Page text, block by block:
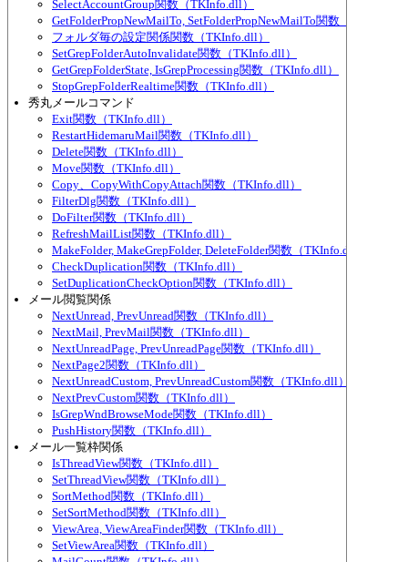
SelectAccountGroup関数（TKInfo.dll）
GetFolderPropNewMailTo, SetFolderPropNewMailTo関数（TKInfo.dll
フォルダ毎の設定関係関数（TKInfo.dll）
SetGrepFolderAutoInvalidate関数（TKInfo.dll）
GetGrepFolderState, IsGrepProcessing関数（TKInfo.dll）
StopGrepFolderRealtime関数（TKInfo.dll）
秀丸メールコマンド
Exit関数（TKInfo.dll）
RestartHidemaruMail関数（TKInfo.dll）
Delete関数（TKInfo.dll）
Move関数（TKInfo.dll）
Copy、CopyWithCopyAttach関数（TKInfo.dll）
FilterDlg関数（TKInfo.dll）
DoFilter関数（TKInfo.dll）
RefreshMailList関数（TKInfo.dll）
MakeFolder, MakeGrepFolder, DeleteFolder関数（TKInfo.dll）
CheckDuplication関数（TKInfo.dll）
SetDuplicationCheckOption関数（TKInfo.dll）
メール閲覧関係
NextUnread, PrevUnread関数（TKInfo.dll）
NextMail, PrevMail関数（TKInfo.dll）
NextUnreadPage, PrevUnreadPage関数（TKInfo.dll）
NextPage2関数（TKInfo.dll）
NextUnreadCustom, PrevUnreadCustom関数（TKInfo.dll）
NextPrevCustom関数（TKInfo.dll）
IsGrepWndBrowseMode関数（TKInfo.dll）
PushHistory関数（TKInfo.dll）
メール一覧枠関係
IsThreadView関数（TKInfo.dll）
SetThreadView関数（TKInfo.dll）
SortMethod関数（TKInfo.dll）
SetSortMethod関数（TKInfo.dll）
ViewArea, ViewAreaFinder関数（TKInfo.dll）
SetViewArea関数（TKInfo.dll）